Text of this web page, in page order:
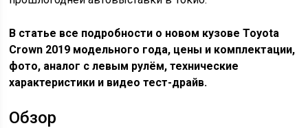
В статье все подробности о новом кузове Toyota
Crown 2019 модельного года, цены и комплектации,
фото, аналог с левым рулём, технические
характеристики и видео тест-драйв.
Обзор